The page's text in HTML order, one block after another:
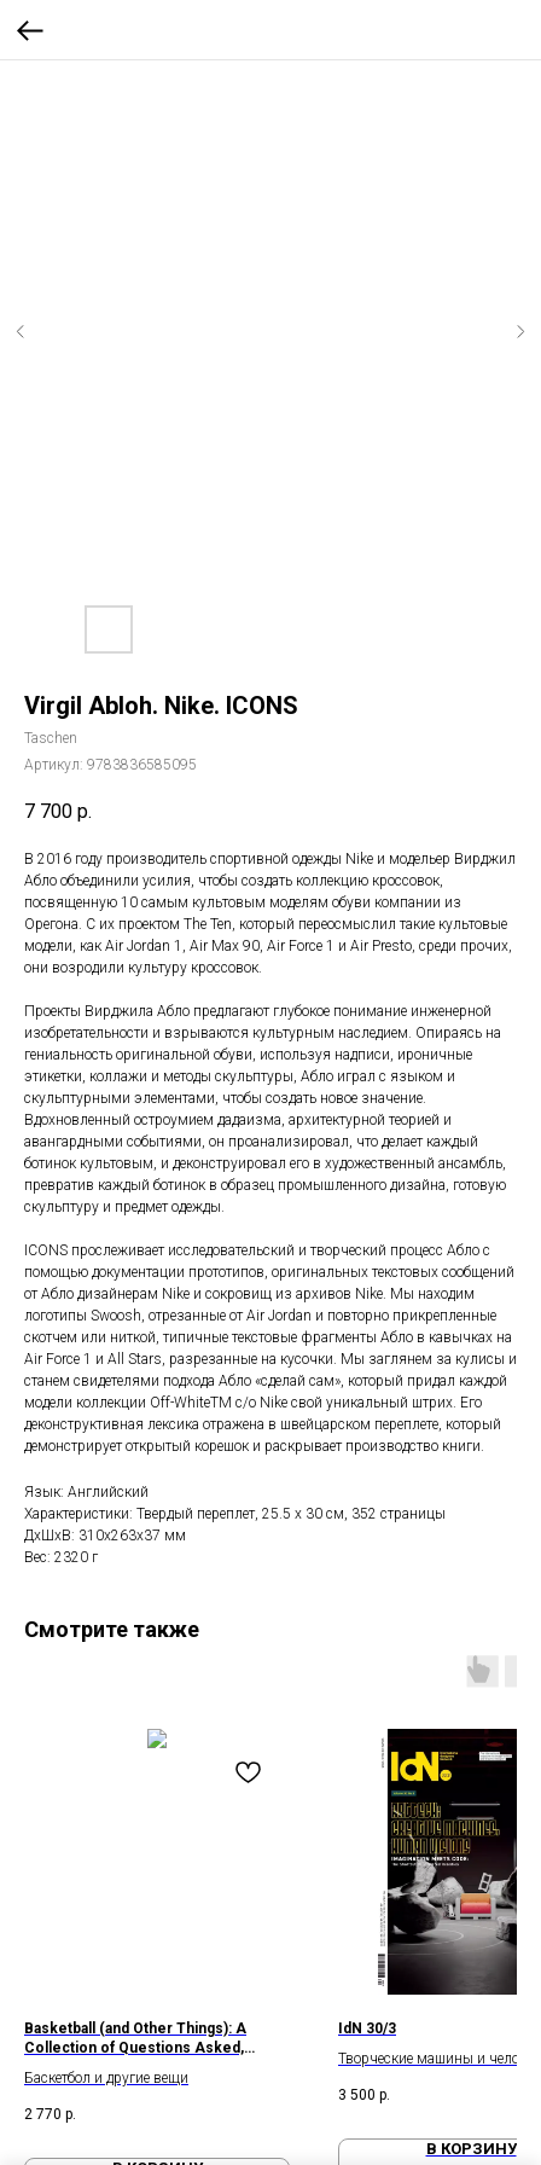
Virgil Abloh. Nike. ICONS
Taschen
Артикул: 9783836585095
7 700 р.
В 2016 году производитель спортивной одежды Nike и модельер Вирджил
Абло объединили усилия, чтобы создать коллекцию кроссовок,
посвященную 10 самым культовым моделям обуви компании из
Орегона. С их проектом The Ten, который переосмыслил такие культовые
модели, как Air Jordan 1, Air Max 90, Air Force 1 и Air Presto, среди прочих,
они возродили культуру кроссовок.
Проекты Вирджила Абло предлагают глубокое понимание инженерной
изобретательности и взрываются культурным наследием. Опираясь на
гениальность оригинальной обуви, используя надписи, ироничные
этикетки, коллажи и методы скульптуры, Абло играл с языком и
скульптурными элементами, чтобы создать новое значение.
Вдохновленный остроумием дадаизма, архитектурной теорией и
авангардными событиями, он проанализировал, что делает каждый
ботинок культовым, и деконструировал его в художественный ансамбль,
превратив каждый ботинок в образец промышленного дизайна, готовую
скульптуру и предмет одежды.
ICONS прослеживает исследовательский и творческий процесс Абло с
помощью документации прототипов, оригинальных текстовых сообщений
от Абло дизайнерам Nike и сокровищ из архивов Nike. Мы находим
логотипы Swoosh, отрезанные от Air Jordan и повторно прикрепленные
скотчем или ниткой, типичные текстовые фрагменты Абло в кавычках на
Air Force 1 и All Stars, разрезанные на кусочки. Мы заглянем за кулисы и
станем свидетелями подхода Абло «сделай сам», который придал каждой
модели коллекции Off-WhiteTM c/o Nike свой уникальный штрих. Его
деконструктивная лексика отражена в швейцарском переплете, который
демонстрирует открытый корешок и раскрывает производство книги.
Язык: Английский
Характеристики: Твердый переплет, 25.5 х 30 см, 352 страницы
ДxШxВ: 310x263x37 мм
Вес: 2320 г
Смотрите также
Basketball (and Other Things): A
Collection of Questions Asked,
Answered, Illustrated
Баскетбол и другие вещи
2 770 р.
IdN 30/3
Творческие машины и
3 500 р.
В КОРЗИНУ